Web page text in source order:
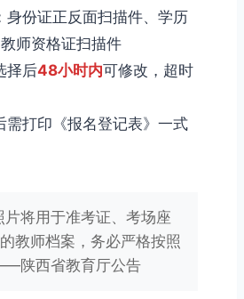
身份证正反面扫描件、学历
师资格证扫描件
择后48小时内可修改，超时
需打印《报名登记表》一式
片将用于准考证、考场座
教师档案，务必严格按照
陕西省教育厅公告